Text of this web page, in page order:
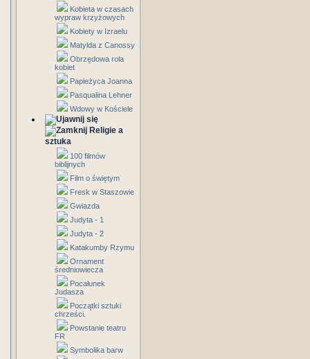
Kobieta w czasach
wypraw krzyżowych
Kobiety w Izraelu
Matylda z Canossy
Obrzędowa rola
kobiet
Papieżyca Joanna
Pasqualina Lehner
Wdowy w Kościele
Religie a
sztuka
100 filmów
biblijnych
Film o świętym
Fresk w Staszowie
Gwiazda
Judyta - 1
Judyta - 2
Katakumby Rzymu
Ornament
średniowiecza
Pocałunek
Judasza
Początki sztuki
chrześci.
Powstanie teatru
FR
Symbolika barw